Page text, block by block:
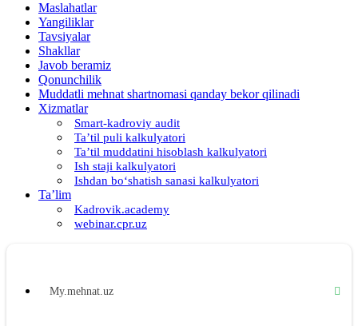
Maslahatlar
Yangiliklar
Tavsiyalar
Shakllar
Javob beramiz
Qonunchilik
Muddatli mehnat shartnomasi qanday bekor qilinadi
Xizmatlar
Smart-kadroviy audit
Ta’til puli kalkulyatori
Ta’til muddatini hisoblash kalkulyatori
Ish staji kalkulyatori
Ishdan boʻshatish sanasi kalkulyatori
Ta’lim
Kadrovik.academy
webinar.cpr.uz
My.mehnat.uz